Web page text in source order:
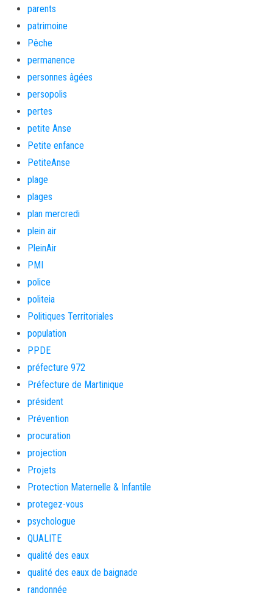
parents
patrimoine
Pêche
permanence
personnes âgées
persopolis
pertes
petite Anse
Petite enfance
PetiteAnse
plage
plages
plan mercredi
plein air
PleinAir
PMI
police
politeia
Politiques Territoriales
population
PPDE
préfecture 972
Préfecture de Martinique
président
Prévention
procuration
projection
Projets
Protection Maternelle & Infantile
protegez-vous
psychologue
QUALITE
qualité des eaux
qualité des eaux de baignade
randonnée